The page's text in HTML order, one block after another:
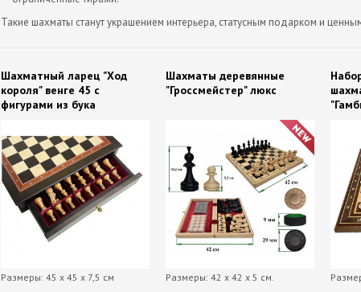
Такие шахматы станут украшением интерьера, статусным подарком и
Шахматный ларец "Ход
короля" венге 45 с
фигурами из бука
Размеры: 45 x 45 х 7,5 см
Шахматы деревянные
"Гроссмейстер" люкс
Размеры: 42 x 42 x 5 см.